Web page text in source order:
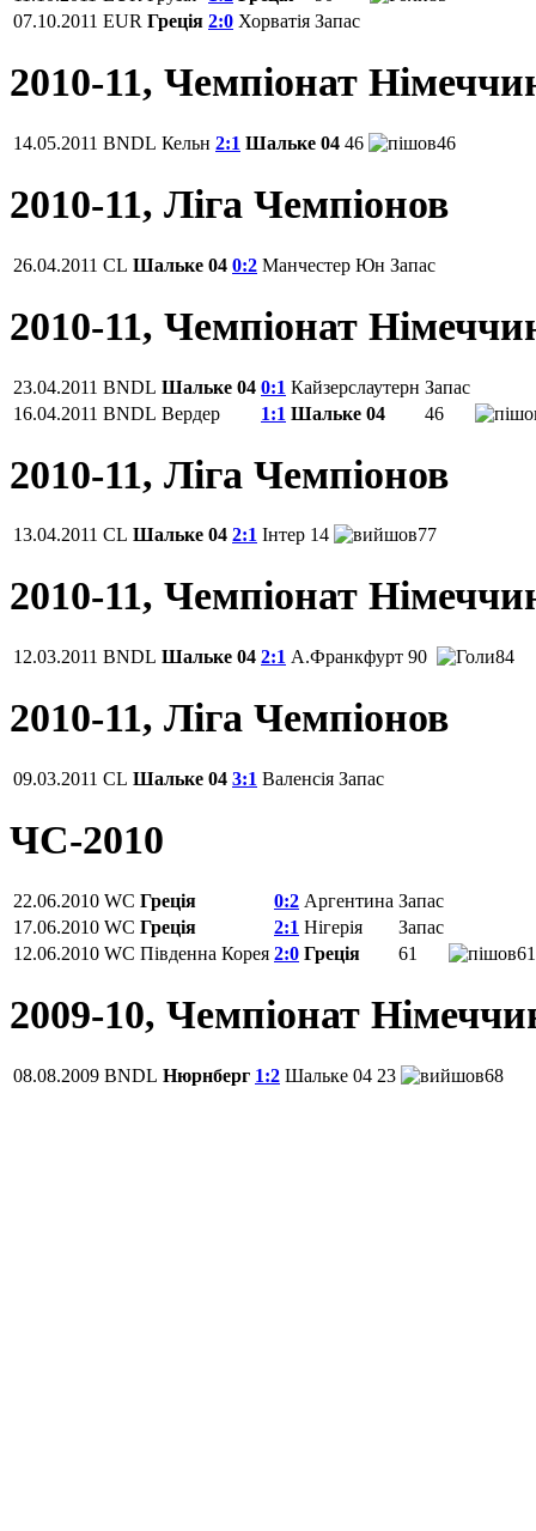
07.10.2011 EUR Греція 2:0 Хорватія Запас
2010-11, Чемпіонат
14.05.2011 BNDL Кельн 2:1 Шальке 04 46 46
2010-11, Ліга Чемпіонов
26.04.2011 CL Шальке 04 0:2 Манчестер Юн Запас
2010-11, Чемпіонат
23.04.2011 BNDL Шальке 04 0:1 Кайзерслаутерн Запас
16.04.2011 BNDL Вердер 1:1 Шальке 04 46
2010-11, Ліга Чемпіонов
13.04.2011 CL Шальке 04 2:1 Інтер 14 77
2010-11, Чемпіонат
12.03.2011 BNDL Шальке 04 2:1 А.Франкфурт 90 84
2010-11, Ліга Чемпіонов
09.03.2011 CL Шальке 04 3:1 Валенсія Запас
ЧС-2010
22.06.2010 WC Греція 0:2 Аргентина Запас
17.06.2010 WC Греція 2:1 Нігерія
Запас
12.06.2010 WC Південна Корея 2:0 Греція 61 61
2009-10, Чемпіонат
08.08.2009 BNDL Нюрнберг 1:2 Шальке 04 23 68